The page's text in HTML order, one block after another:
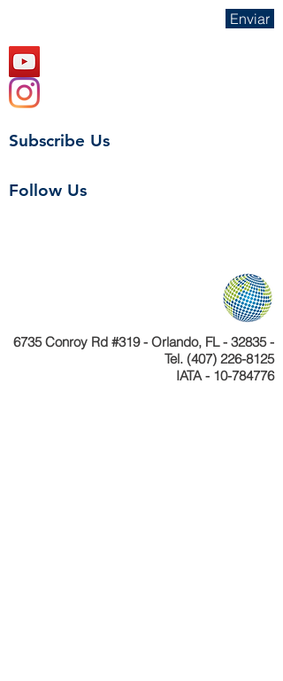
Enviar
Subscribe Us
Follow Us
6735 Conroy Rd #319 - Orlando, FL - 32835 -
Tel. (407) 226-8125
IATA - 10-784776